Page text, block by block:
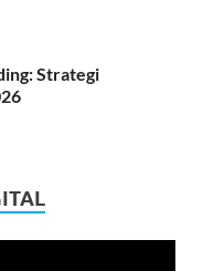
Strategi